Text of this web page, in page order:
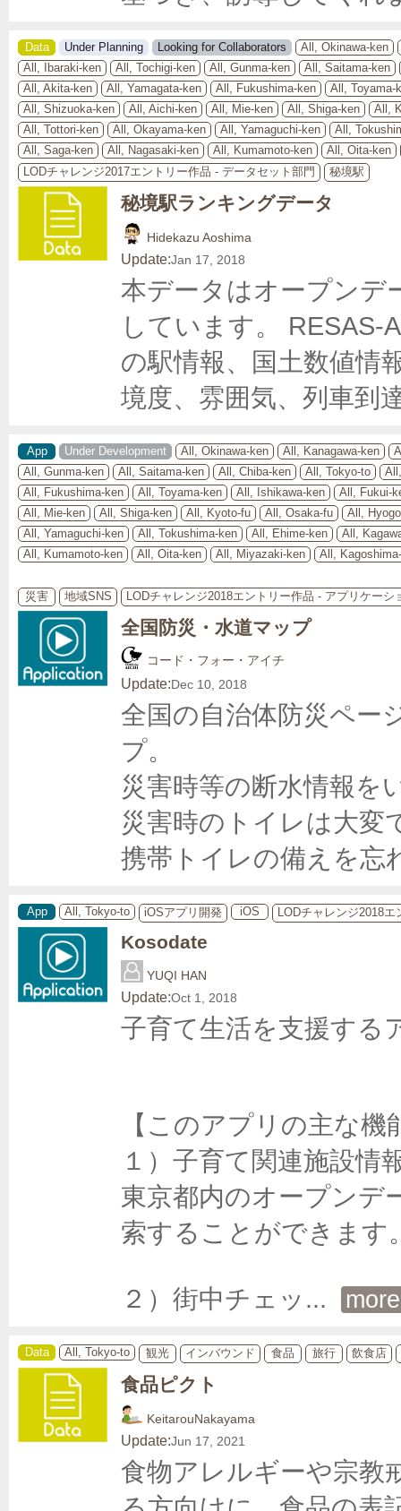
Data Under Planning Looking for Collaborators
All, Okinawa-ken
All, Ibaraki-ken
All, Tochigi-ken All, Gunma-ken
All, Saitama-ken
All, Akita-ken
All, Yamagata-ken All, Fukushima-ken
All, Toyama-
All, Shizuoka-ken
All, Aichi-ken All, Mie-ken All, Shiga-ken
All,
All, Tottori-ken
All, Okayama-ken All, Yamaguchi-ken
All,
All, Saga-ken
All, Nagasaki-ken All, Kumamoto-ken
All, Oita-ken
LODチャレンジ2017エントリー作品 - データセット部門
秘境駅
秘境駅ランキングデータ
Hidekazu Aoshima
Update:Jan 17, 2018
本データはオープンデ
しています。 RESAS-
の駅情報、国土数値情
境度、雰囲気、列車到
App Under Development All, Okinawa-ken All, Kanagawa-ken
All, Gunma-ken
All, Saitama-ken All, Chiba-ken All, Tokyo-to
All, Fukushima-ken
All, Toyama-ken All, Ishikawa-ken
All, Fukui-
All, Mie-ken
All, Shiga-ken All, Kyoto-fu All, Osaka-fu
All,
All, Yamaguchi-ken
All, Tokushima-ken All, Ehime-ken
All,
All, Kumamoto-ken
All, Oita-ken All, Miyazaki-ken All,
災害 地域SNS LODチャレンジ2018エントリー作品 - アプリケーシ
全国防災・水道マップ
コード・フォー・アイチ
Update:Dec 10, 2018
全国の自治体防災ペー
プ。
災害時等の断水情報を
災害時のトイレは大変
携帯トイレの備えを忘
App All, Tokyo-to iOSアプリ開発 iOS LODチャレンジ2018
Kosodate
YUQI HAN
Update:Oct 1, 2018
子育て生活を支援する
【このアプリの主な機
１）子育て関連施設情
東京都内のオープンデ
索することができます
２）街中チェッ ... more
Data All, Tokyo-to 観光 インバウンド 食品 旅行 飲食店
食品ピクト
KeitarouNakayama
Update:Jun 17, 2021
食物アレルギーや宗教